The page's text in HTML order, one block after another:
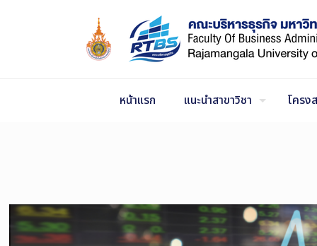
หน้าแรก แนะนำสาขาวิชา โครง